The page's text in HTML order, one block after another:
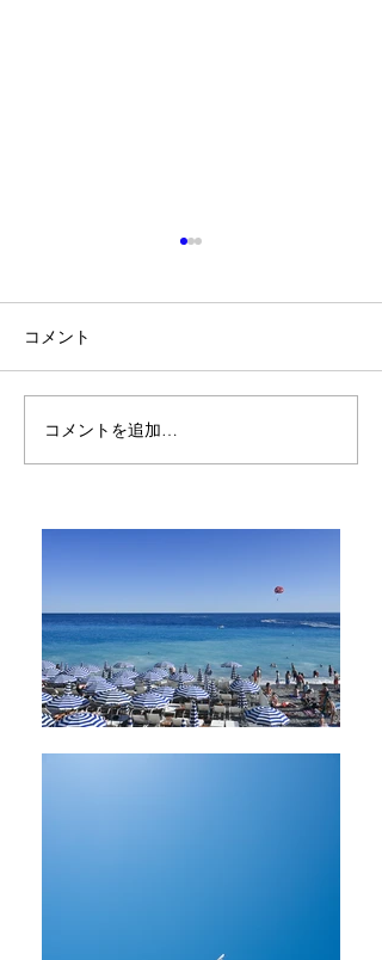
Self-aromatherapy講座が
最終日を迎えました♡
コメント
コメントを追加…